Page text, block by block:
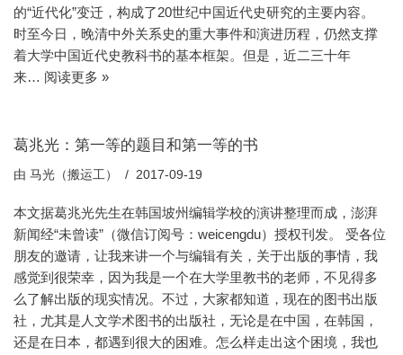
的“近代化”变迁，构成了20世纪中国近代史研究的主要内容。
时至今日，晚清中外关系史的重大事件和演进历程，仍然支撑
着大学中国近代史教科书的基本框架。但是，近二三十年
来… 阅读更多 »
葛兆光：第一等的题目和第一等的书
由 马光（搬运工） 2017-09-19
本文据葛兆光先生在韩国坡州编辑学校的演讲整理而成，澎湃
新闻经“未曾读”（微信订阅号：weicengdu）授权刊发。 受各位
朋友的邀请，让我来讲一个与编辑有关，关于出版的事情，我
感觉到很荣幸，因为我是一个在大学里教书的老师，不见得多
么了解出版的现实情况。不过，大家都知道，现在的图书出版
社，尤其是人文学术图书的出版社，无论是在中国，在韩国，
还是在日本，都遇到很大的困难。怎么样走出这个困境，我也